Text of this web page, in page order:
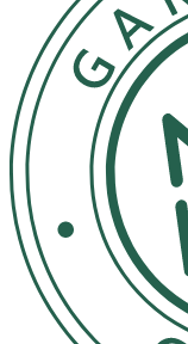
- Fyll inte påsen
bröstmjölk
- Detta är en
återanvändas.
- Förvara
Innehåll
100 st